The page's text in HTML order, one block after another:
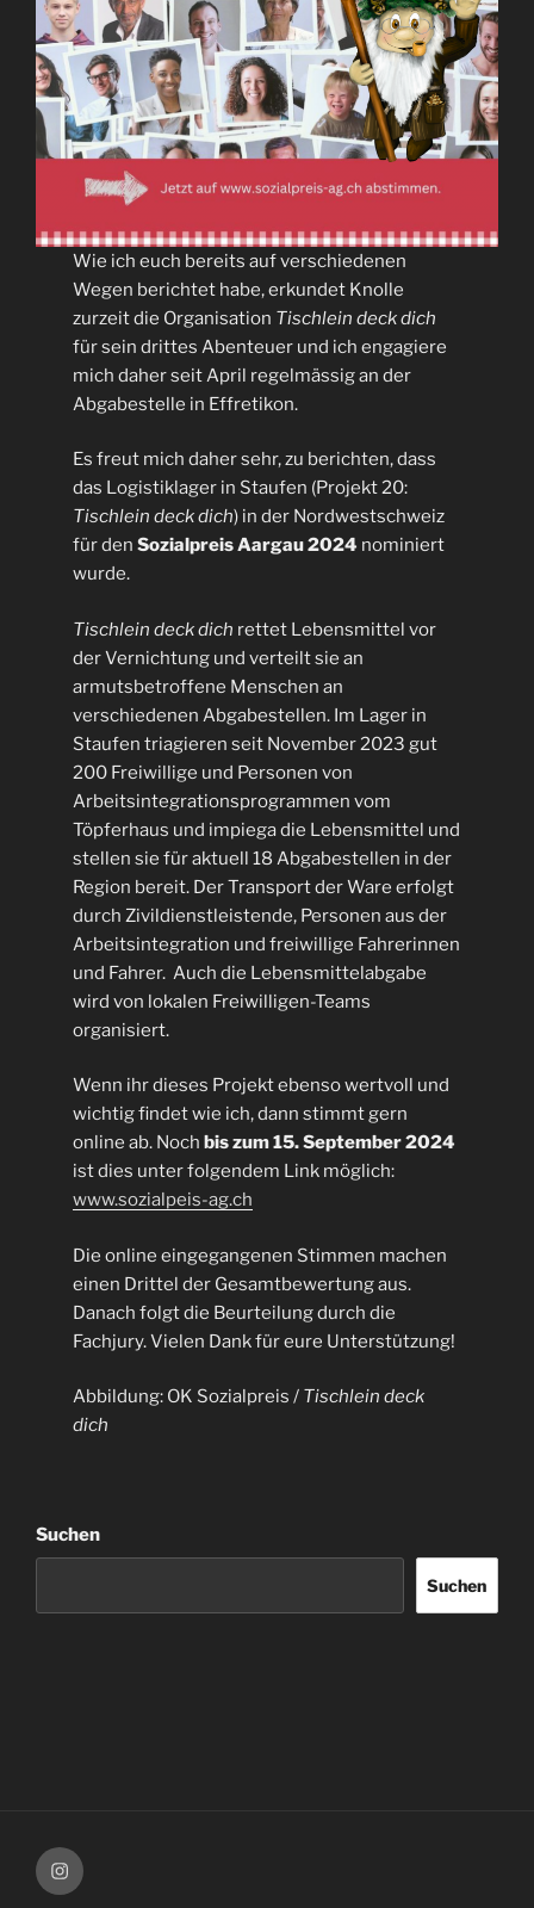
Wie ich euch bereits auf verschiedenen
Wegen berichtet habe, erkundet Knolle
zurzeit die Organisation Tischlein deck dich
für sein drittes Abenteuer und ich engagiere
mich daher seit April regelmässig an der
Abgabestelle in Effretikon.
Es freut mich daher sehr, zu berichten, dass
das Logistiklager in Staufen (Projekt 20:
Tischlein deck dich) in der Nordwestschweiz
für denSozialpreis Aargau 2024 nominiert
wurde.
Tischlein deck dich rettet Lebensmittel vor
der Vernichtung und verteilt sie an
armutsbetroffene Menschen an
verschiedenen Abgabestellen. Im Lager in
Staufen triagieren seit November 2023 gut
200 Freiwillige und Personen von
Arbeitsintegrationsprogrammen vom
Töpferhaus und impiega die Lebensmittel und
stellen sie für aktuell 18 Abgabestellen in der
Region bereit. Der Transport der Ware erfolgt
durch Zivildienstleistende, Personen aus der
Arbeitsintegration und freiwillige Fahrerinnen
und Fahrer. Auch die Lebensmittelabgabe
wird von lokalen Freiwilligen-Teams
organisiert.
Wenn ihr dieses Projekt ebenso wertvoll und
wichtig findet wie ich, dann stimmt gern
online ab. Nochbis zum 15. September 2024
ist dies unter folgendem Link möglich:
www.sozialpeis-ag.ch
Die online eingegangenen Stimmen machen
einen Drittel der Gesamtbewertung aus.
Danach folgt die Beurteilung durch die
Fachjury. Vielen Dank für eure Unterstützung!
Abbildung: OK Sozialpreis / Tischlein deck
dich
Suchen
Suchen
Instagram